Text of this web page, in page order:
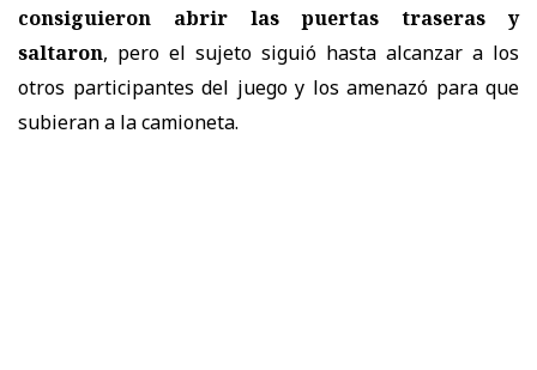
consiguieron abrir las puertas traseras y
saltaron, pero el sujeto siguió hasta alcanzar a los
otros participantes del juego y los amenazó para que
subieran a la camioneta.